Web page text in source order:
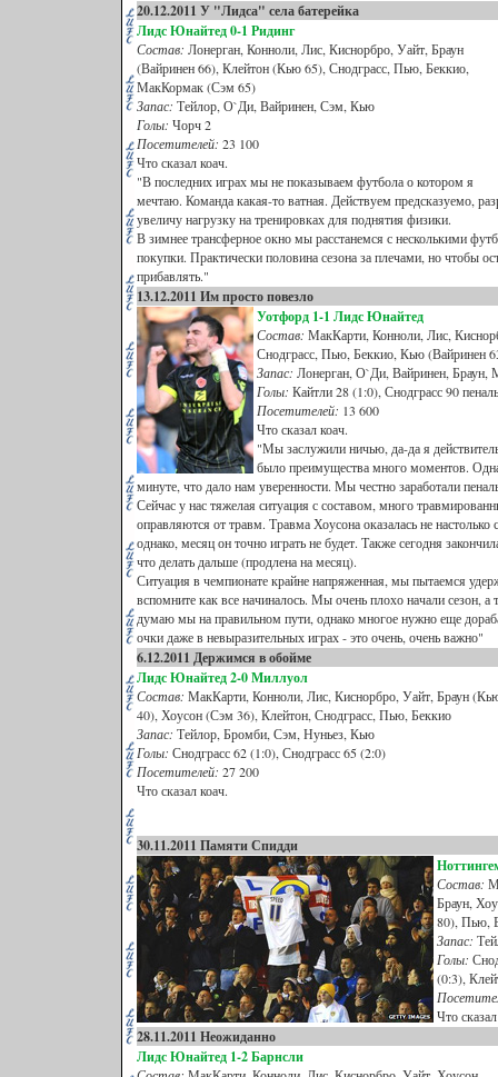
20.12.2011 У "Лидса" села батерейка
Лидс Юнайтед0-1 Ридинг
Состав: Лонерган, Конноли, Лис, Киснорбро, Уайт, Браун
(Вайринен 66), Клейтон (Кью 65), Снодграсс, Пью, Беккио,
МакКормак (Сэм 65)
Запас: Тейлор, О`Ди, Вайринен, Сэм, Кью
Голы: Чорч 2
Посетителей: 23 100
Что сказал коач.
"В последних играх мы не показываем футбола о котором я
мечтаю. Команда какая-то ватная. Действуем предсказуемо,
увеличу нагрузку на тренировках для поднятия физики.
В зимнее трансферное окно мы расстанемся с несколькими
покупки. Практически половина сезона за плечами, но чтобы
прибавлять."
13.12.2011 Им просто повезло
Уотфорд 1-1 Лидс Юнайтед
Состав: МакКарти, Конноли, Лис,
Снодграсс, Пью, Беккио, Кью (Вайринен
Запас: Лонерган, О`Ди, Вайринен, Браун,
Голы: Кайтли 28 (1:0), Снодграсс 90
Посетителей: 13 600
Что сказал коач.
"Мы заслужили ничью, да-да я
было преимущества много моментов.
минуте, что дало нам уверенности. Мы честно заработали
Сейчас у нас тяжелая ситуация с составом, много
оправляются от травм. Травма Хоусона оказалась не настолько
однако, месяц он точно играть не будет. Также сегодня
что делать дальше (продлена на месяц).
Ситуация в чемпионате крайне напряженная, мы пытаемся
вспомните как все начиналось. Мы очень плохо начали сезон, а
думаю мы на правильном пути, однако многое нужно еще
очки даже в невыразительных играх - это очень, очень важно"
6.12.2011 Держимся в обойме
Лидс Юнайтед2-0 Миллуол
Состав: МакКарти, Конноли, Лис, Киснорбро, Уайт, Браун
40), Хоусон (Сэм 36), Клейтон, Снодграсс, Пью, Беккио
Запас: Тейлор, Бромби, Сэм, Нуньез, Кью
Голы: Снодграсс 62 (1:0), Снодграсс 65 (2:0)
Посетителей: 27 200
Что сказал коач.
30.11.2011 Памяти Спидди
Состав:
Браун,
80), Пью,
Запас:
Голы:
(0:3),
Что
28.11.2011 Неожиданно
Лидс Юнайтед 1-2 Барнсли